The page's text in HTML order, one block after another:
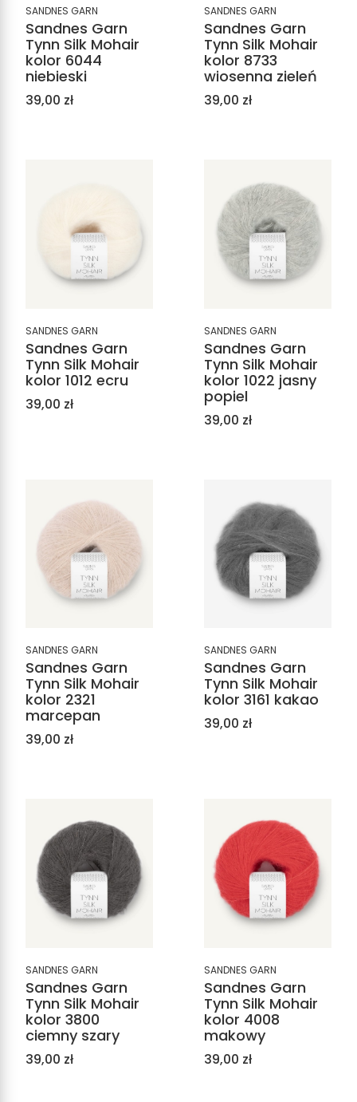
SANDNES GARN
Sandnes Garn
Tynn Silk Mohair
kolor 6044
niebieski
Cena
39,00 zł
SANDNES GARN
Sandnes Garn
Tynn Silk Mohair
kolor 8733
wiosenna zieleń
Cena
39,00 zł
SANDNES GARN
Sandnes Garn
Tynn Silk Mohair
kolor 1012 ecru
Cena
39,00 zł
SANDNES GARN
Sandnes Garn
Tynn Silk Mohair
kolor 1022 jasny
popiel
Cena
39,00 zł
SANDNES GARN
Sandnes Garn
Tynn Silk Mohair
kolor 2321
marcepan
Cena
39,00 zł
SANDNES GARN
Sandnes Garn
Tynn Silk Mohair
kolor 3161 kakao
Cena
39,00 zł
SANDNES GARN
Sandnes Garn
Tynn Silk Mohair
kolor 3800
ciemny szary
Cena
39,00 zł
SANDNES GARN
Sandnes Garn
Tynn Silk Mohair
kolor 4008
makowy
Cena
39,00 zł